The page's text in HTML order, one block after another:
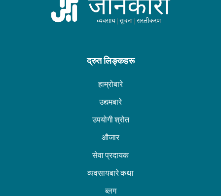
द्रुत लिङ्कहरू
हाम्रोबारे
उद्यमबारे
उपयोगी श्रोत
औजार
सेवा प्रदायक
व्यवसायबारे कथा
ब्लग